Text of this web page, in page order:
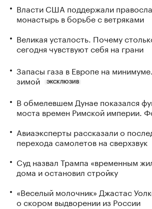
Власти США поддержали
монастырь в борьбе с ветряками
Великая усталость. Почему
сегодня чувствуют себя на грани
Запасы газа в Европе на
зимой
ЭКСКЛЮЗИВ
В обмелевшем Дунае показался
моста времен Римской империи.
Авиаэксперты рассказали о
перехода самолетов на сверхзвук
Суд назвал Трампа «временным
дома и остановил стройку
«Веселый молочник» Джастас
о скором выдворении из России